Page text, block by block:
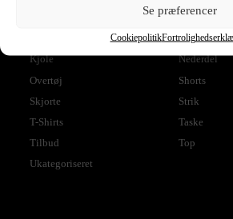
Se præferencer
Cookiepolitik
Bukser
Jeans
Kjole
Nederdel
Overtøj
Shorts
Skjorte
Strik
T-Shirts
Taske
Tilbud
Top
Ukategoriseret